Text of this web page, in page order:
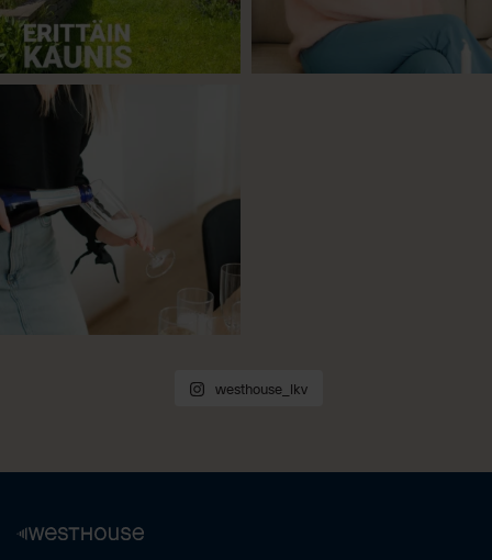
westhouse_lkv